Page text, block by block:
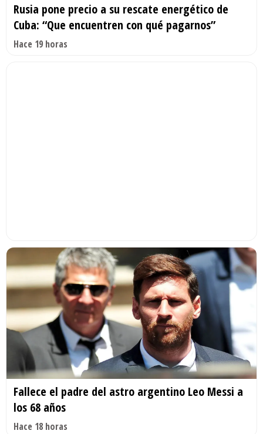
Rusia pone precio a su rescate energético de
Cuba: “Que encuentren con qué pagarnos”
Hace 19 horas
Fallece el padre del astro argentino Leo Messi a
los 68 años
Hace 18 horas